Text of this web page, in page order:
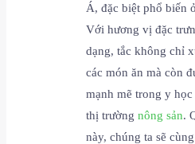
Á, đặc biệt phổ biến
Với hương vị đặc
dạng, tắc không chỉ
các món ăn mà còn
mạnh mẽ trong y
thị trườngnông sản.
này, chúng ta sẽ